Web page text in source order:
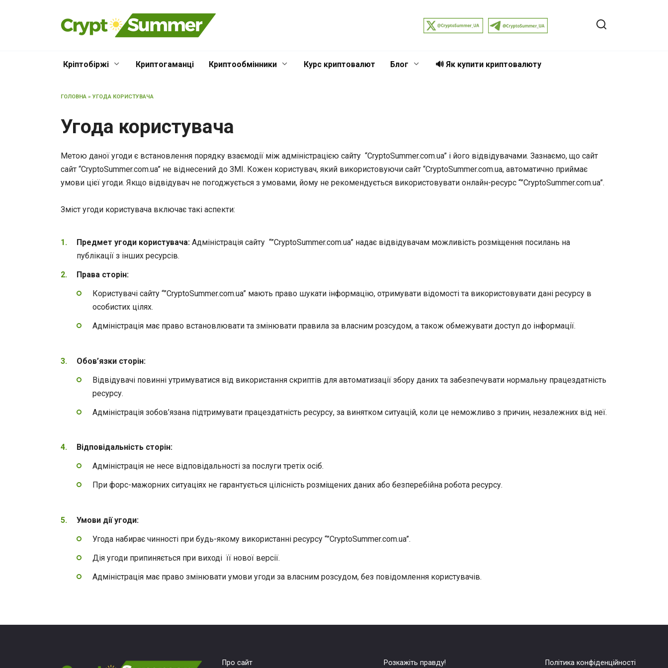
Кріптобіржі Криптогаманці Криптообмінники Курс криптовалют Блог 🔊 Як купити криптовалюту
ГОЛОВНА » УГОДА КОРИСТУВАЧА
Угода користувача
Метою даної угоди є встановлення порядку взаємодії між адміністрацією сайту “СryptoSummer.com.ua” і його відвідувачами. Зазнаємо, що сайт
сайт “СryptoSummer.com.ua” не віднесений до ЗМІ. Кожен користувач, який використовуючи сайт “СryptoSummer.com.ua, автоматично приймає
умови цієї угоди. Якщо відвідувач не погоджується з умовами, йому не рекомендується використовувати онлайн-ресурс “”СryptoSummer.com.ua”.
Зміст угоди користувача включає такі аспекти:
Предмет угоди користувача: Адміністрація сайту “”СryptoSummer.com.ua” надає відвідувачам можливість розміщення посилань на
публікації з інших ресурсів.
Права сторін:
Користувачі сайту “”СryptoSummer.com.ua” мають право шукати інформацію, отримувати відомості та використовувати дані ресурсу в
особистих цілях.
Адміністрація має право встановлювати та змінювати правила за власним розсудом, а також обмежувати доступ до інформації.
Обов’язки сторін:
Відвідувачі повинні утримуватися від використання скриптів для автоматизації збору даних та забезпечувати нормальну працездатність
ресурсу.
Адміністрація зобов’язана підтримувати працездатність ресурсу, за винятком ситуацій, коли це неможливо з причин, незалежних від неї.
Відповідальність сторін:
Адміністрація не несе відповідальності за послуги третіх осіб.
При форс-мажорних ситуаціях не гарантується цілісність розміщених даних або безперебійна робота ресурсу.
Умови дії угоди:
Угода набирає чинності при будь-якому використанні ресурсу “”СryptoSummer.com.ua”.
Дія угоди припиняється при виході її нової версії.
Адміністрація має право змінювати умови угоди за власним розсудом, без повідомлення користувачів.
Про сайт Розкажіть правду! Політика конфіденційності